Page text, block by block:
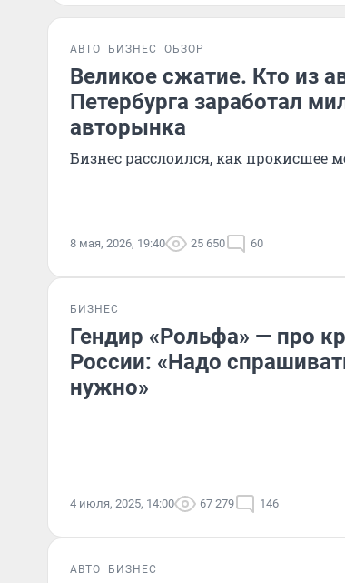
АВТО БИЗНЕС ОБЗОР
Великое сжатие. Кто из
Петербурга заработал
авторынка
Бизнес расслоился, как прокисшее
8 мая, 2026, 19:40 25 650 60
БИЗНЕС
Гендир «Рольфа» — про
России: «Надо
нужно»
4 июля, 2025, 14:00 67 279 146
АВТО БИЗНЕС